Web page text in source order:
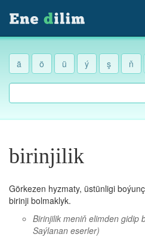
ä ö ü ý ş ň
birinjilik
Görkezen hyzmaty, üstünligi
birinji bolmaklyk.
Birinjilik meniň elimden gidip
Saýlanan eserler)